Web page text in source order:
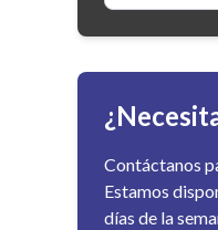
Contáctanos
Estamos
días de la